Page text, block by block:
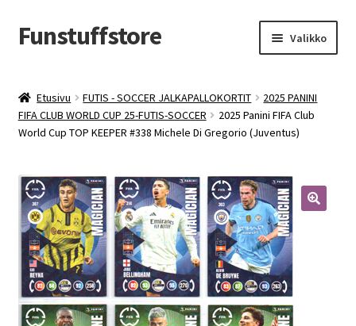
Siirry
navigointiin
Siirry
sisältöön
Funstuffstore Valikko
Etusivu FUTIS - SOCCER JALKAPALLOKORTIT
2025 PANINI
FIFA CLUB WORLD CUP 25-FUTIS-SOCCER
2025 Panini FIFA Club
World Cup TOP KEEPER #338 Michele Di Gregorio (Juventus)